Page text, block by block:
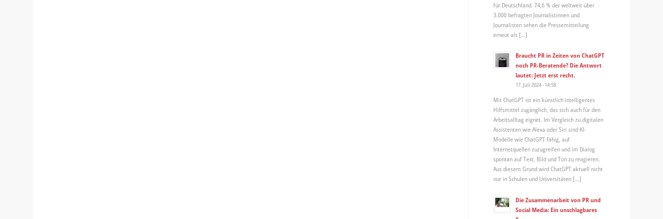
für Deutschland. 74,6 % der weltweit über
3.000 befragten Journalistinnen und
Journalisten sehen die Pressemitteilung
erneut als […]
Braucht PR in Zeiten von ChatGPT
noch PR-Beratende? Die Antwort
lautet: Jetzt erst recht.
17. Juli 2024 - 14:58
Mit ChatGPT ist ein künstlich intelligentes
Hilfsmittel zugänglich, das sich auch für den
Arbeitsalltag eignet. Im Vergleich zu digitalen
Assistenten wie Alexa oder Siri sind KI-
Modelle wie ChatGPT fähig, auf
Internetquellen zuzugreifen und im Dialog
spontan auf Text, Bild und Ton zu reagieren.
Aus diesem Grund wird ChatGPT aktuell nicht
nur in Schulen und Universitäten […]
Die Zusammenarbeit von PR und
Social Media: Ein unschlagbares